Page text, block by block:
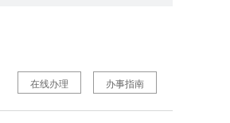
办事指南
在线办理